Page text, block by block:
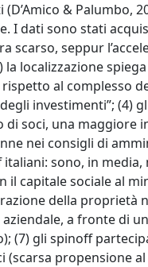
& Palumbo,
I dati sono stati
scarso, seppur
localizzazione
al complesso
investimenti”;
soci, una maggiore
nei consigli di
sono, in
il capitale sociale al
della proprietà
aziendale, a fronte di
(7) gli spinoff
propensione